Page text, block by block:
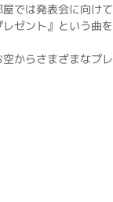
では発表会に向けて
ゼント』という曲
からさまざまなプ